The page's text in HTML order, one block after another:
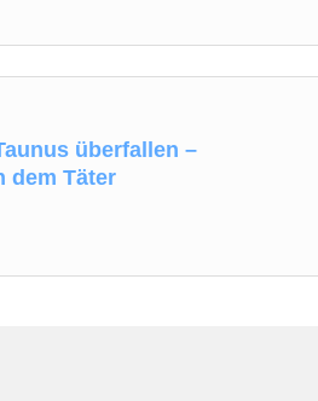
überfallen –
dem Täter